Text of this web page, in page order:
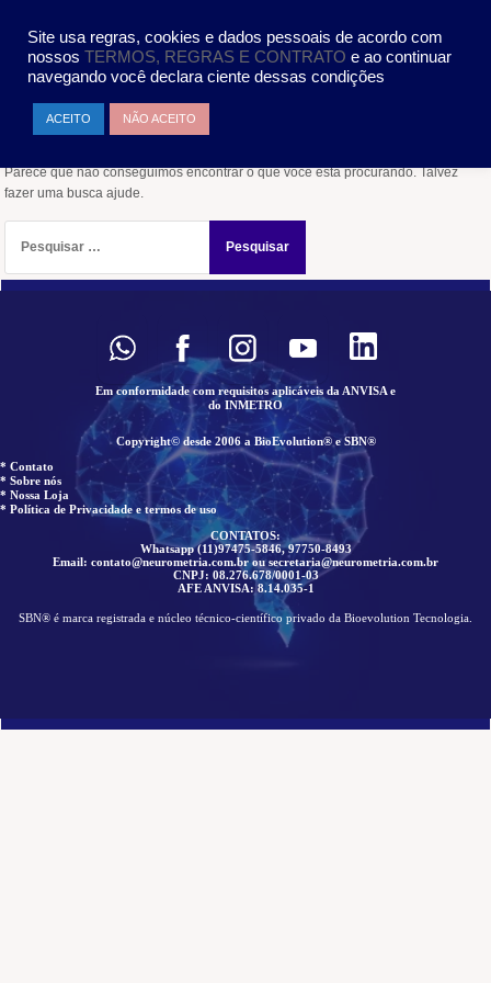
conteúdo
Nada encontrado
Parece que não conseguimos encontrar o que você está procurando. Talvez
fazer uma busca ajude.
por:
Em conformidade com requisitos aplicáveis da ANVISA e
do INMETRO
Copyright© desde 2006 a BioEvolution® e SBN®
* Contato
* Sobre nós
* Nossa Loja
* Política de Privacidade e termos de uso
CONTATOS:
Whatsapp (11)97475-5846, 97750-8493
Email: contato@neurometria.com.br ou secretaria@neurometria.com.br
CNPJ: 08.276.678/0001-03
AFE ANVISA: 8.14.035-1
SBN® é marca registrada e núcleo técnico-científico privado da Bioevolution Tecnologia.
Site usa regras, cookies e dados pessoais de acordo com
nossos TERMOS, REGRAS E CONTRATO e ao continuar
navegando você declara ciente dessas condições
ACEITO NÃO ACEITO